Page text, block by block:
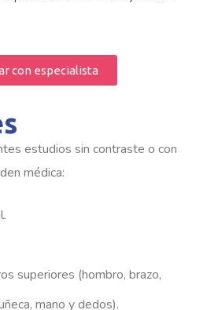
con especialista
estudios sin contraste o con
médica:
superiores (hombro, brazo,
mano y dedos).